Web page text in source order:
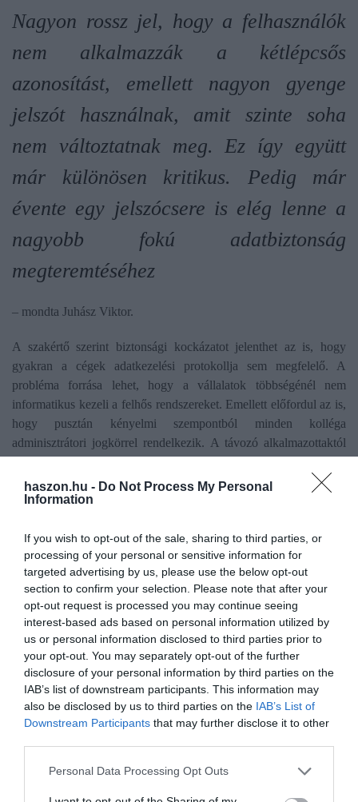
haszon.hu - Do Not Process My Personal
Information
If you wish to opt-out of the sale, sharing to third parties, or
processing of your personal or sensitive information for
targeted advertising by us, please use the below opt-out
section to confirm your selection. Please note that after your
opt-out request is processed you may continue seeing
interest-based ads based on personal information utilized by
us or personal information disclosed to third parties prior to
your opt-out. You may separately opt-out of the further
disclosure of your personal information by third parties on the
IAB’s list of downstream participants. This information may
also be disclosed by us to third parties on the IAB’s List of
Downstream Participants that may further disclose it to other
Please note that this website/app uses one or more Google
Personal Data Processing Opt Outs
Nagyon rossz jel, hogy a felhasználók
nem alkalmazzák a kétlépcsős
azonosítást, emellett nagyon gyenge
jelszót használnak, amit szinte soha
nem változtatnak meg. Ez így együtt
már különösen kritikus. Pedig már
évente egy jelszócsere is elég lenne a
nagyobb fokú adatbiztonság
megteremtéséhez
– mondta Juhász Viktor.
A szakértő szerint biztonsági kockázatot jelenthet az is, hogy
gyakran a cégek adatkezelési protokollja sem megfelelő. A
probléma forrása lehet, hogy a vállalatok többségénél nem
informatikus kezeli a felhős rendszereket. Emellett előfordul az is,
hogy pusztán kényelmi szempontból minden kolléga
adminisztrátori jogkörrel rendelkezik. A távozó alkalmazottaktól
lehetőséget teremt az információkkal való későbbi visszaélésre.
az adatait lopják. Ezért fontos, hogy a
vállalatok tudatosan végig gondolják a
biztonságos adatkezelést. Ez persze
többletmunka. De mit kapnak cserébe?
Azt, hogy így nem veszítik el az
adataikat!
– vélekedik a szakértő.